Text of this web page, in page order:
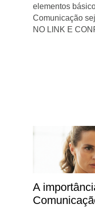
elementos
Comunicação
NO LINK E
A